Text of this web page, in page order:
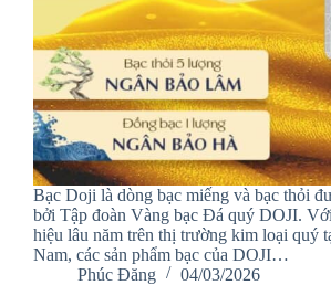
Bạc Doji là dòng bạc miếng và bạc thỏi
bởi Tập đoàn Vàng bạc Đá quý DOJI.
hiệu lâu năm trên thị trường kim loại quý
Nam, các sản phẩm bạc của DOJI…
Phúc Đăng
04/03/2026